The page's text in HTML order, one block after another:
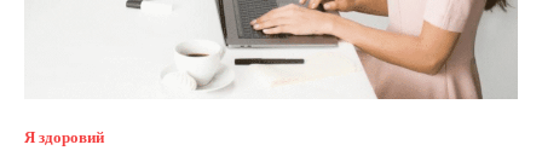
Я здоровий